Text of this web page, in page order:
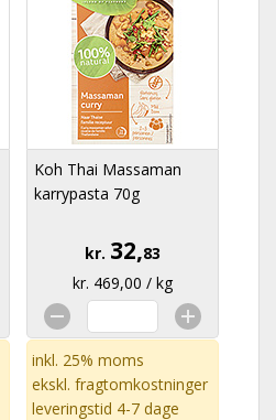
Koh Thai Massaman
karrypasta 70g
kr. 32,83
kr. 469,00 / kg
inkl. 25% moms
ekskl. fragtomkostninger
leveringstid 4-7 dage